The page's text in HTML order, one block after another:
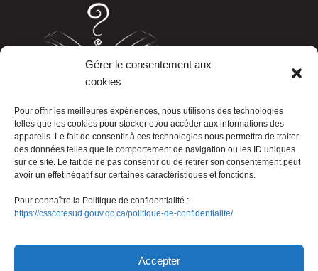
Gérer le consentement aux
cookies
Pour offrir les meilleures expériences, nous utilisons des technologies
telles que les cookies pour stocker et/ou accéder aux informations des
appareils. Le fait de consentir à ces technologies nous permettra de traiter
des données telles que le comportement de navigation ou les ID uniques
sur ce site. Le fait de ne pas consentir ou de retirer son consentement peut
avoir un effet négatif sur certaines caractéristiques et fonctions.
Pour connaître la Politique de confidentialité :
https://csscotesud.gouv.qc.ca/politique-de-confidentialite/
Accepter
LISTE TÉLÉPHONIQUE
Nous joindre